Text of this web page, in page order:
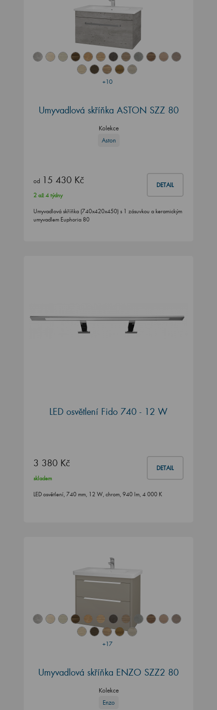
+10
Umyvadlová skříňka ASTON SZZ 80
Kolekce
Aston
od 15 430 Kč DETAIL
2 až 4 týdny
Umyvadlová skříňka (740x420x450) s 1 zásuvkou a keramickým
umyvadlem Euphoria 80
LED osvětlení Fido 740 - 12 W
3 380 Kč DETAIL
skladem
LED osvětlení, 740 mm, 12 W, chrom, 940 lm, 4 000 K
+17
Umyvadlová skříňka ENZO SZZ2 80
Kolekce
Enzo